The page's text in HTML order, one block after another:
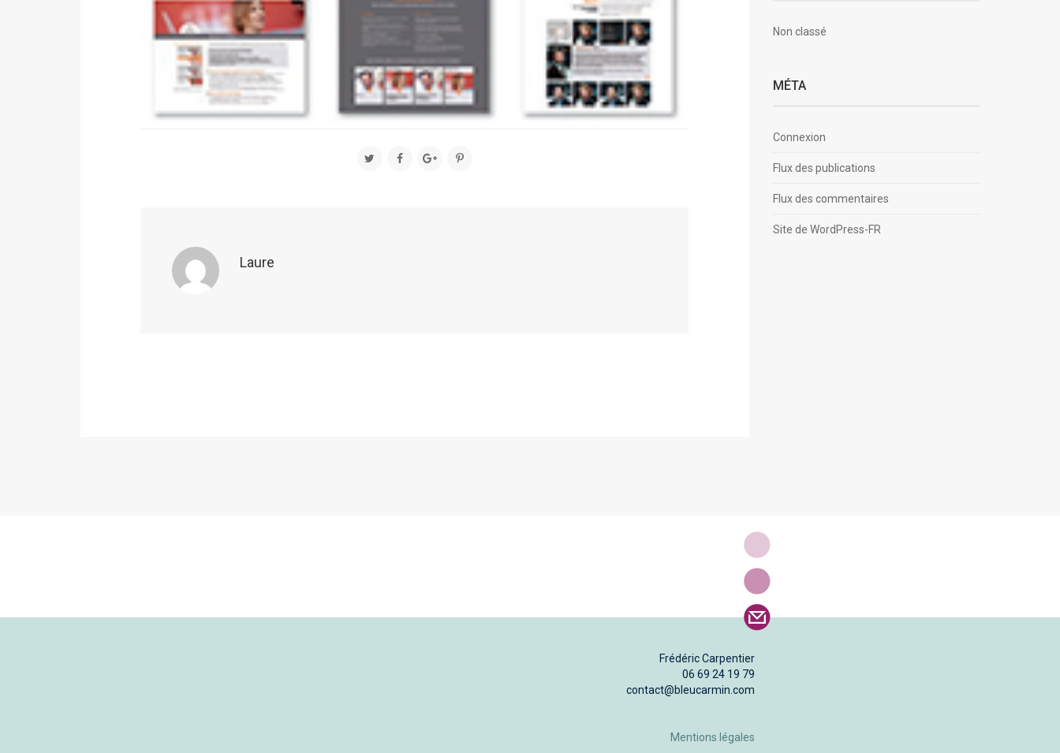
Laure
Non classé
MÉTA
Connexion
Flux des publications
Flux des commentaires
Site de WordPress-FR
Frédéric Carpentier
06 69 24 19 79
contact@bleucarmin.com
Mentions légales